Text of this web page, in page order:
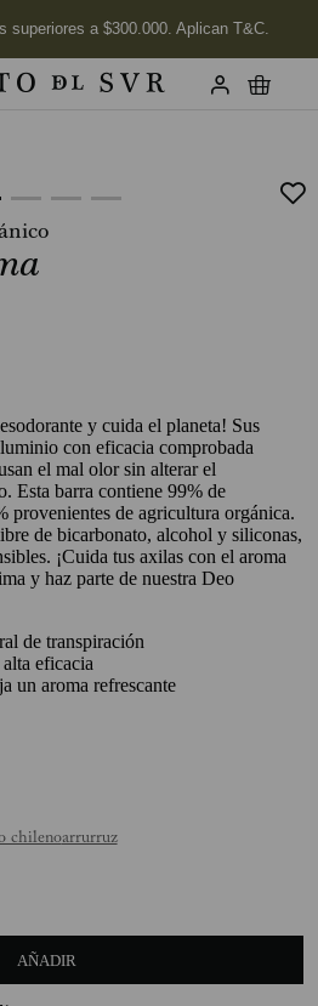
y cuida el planeta! Sus
con eficacia comprobada
el mal olor sin alterar el
Esta barra contiene 99% de
provenientes de agricultura orgánica.
de bicarbonato, alcohol y siliconas,
¡Cuida tus axilas con el aroma
y haz parte de nuestra Deo
de transpiración
eficacia
un aroma refrescante
chilenoarrurruz
AÑADIR